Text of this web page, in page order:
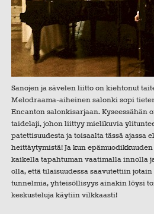
Sanojen ja sävelen liitto on kiehtonut
Melodraama-aiheinen salonki sopi
Encanton salonkisarjaan. Kyseessähän
taidelaji, johon liittyy mielikuvia
patettisuudesta ja toisaalta tässä ajassa
heittäytymistä! Ja kun
kaikella tapahtuman vaatimalla innolla
olla, että tilaisuudessa saavutettiin
tunnelmia, yhteisöllisyys ainakin löysi
keskusteluja käytiin vilkkaasti!